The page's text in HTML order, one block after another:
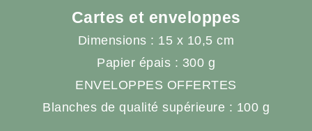
Cartes et enveloppes
Dimensions : 15 x 10,5 cm
Papier épais : 300 g
ENVELOPPES OFFERTES
Blanches de qualité supérieure : 100 g